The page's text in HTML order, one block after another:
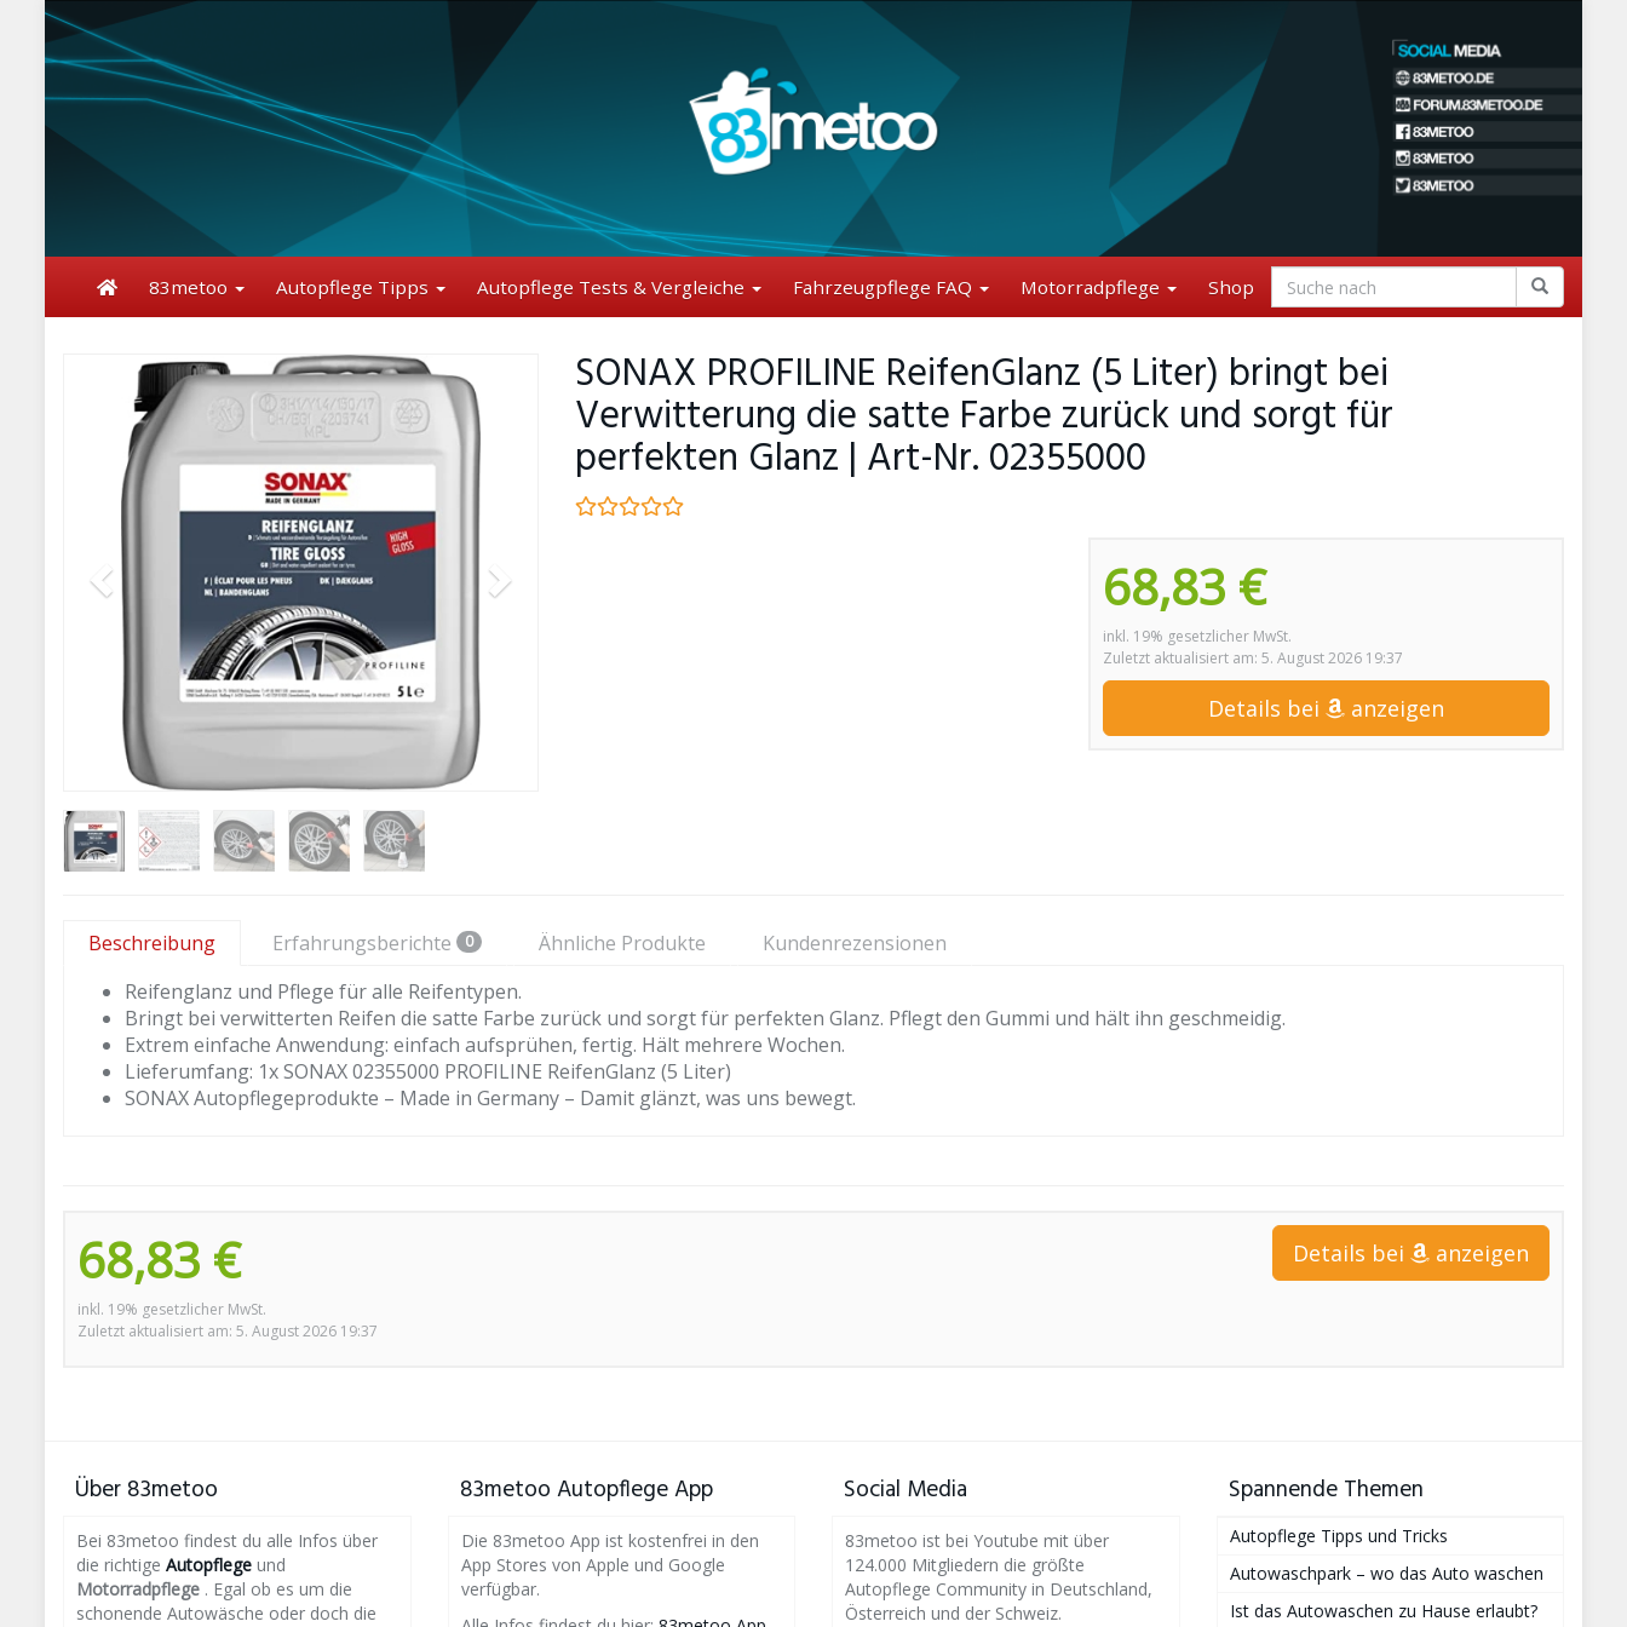
content
83metoo Autopflege Tipps Autopflege Tests & Vergleiche Fahrzeugpflege FAQ Motorradpflege Shop
SONAX PROFILINE ReifenGlanz (5 Liter) bringt bei
Verwitterung die satte Farbe zurück und sorgt für
perfekten Glanz | Art-Nr. 02355000
68,83 €
inkl. 19% gesetzlicher MwSt.
Zuletzt aktualisiert am: 5. August 2026 19:37
Details bei anzeigen
Beschreibung Erfahrungsberichte 0 Ähnliche Produkte
Kundenrezensionen
Reifenglanz und Pflege für alle Reifentypen.
Bringt bei verwitterten Reifen die satte Farbe zurück und sorgt für perfekten Glanz. Pflegt den Gummi und hält ihn geschmeidig.
Extrem einfache Anwendung: einfach aufsprühen, fertig. Hält mehrere Wochen.
Lieferumfang: 1x SONAX 02355000 PROFILINE ReifenGlanz (5 Liter)
SONAX Autopflegeprodukte – Made in Germany – Damit glänzt, was uns bewegt.
68,83 €
inkl. 19% gesetzlicher MwSt.
Zuletzt aktualisiert am: 5. August 2026 19:37
Details bei anzeigen
Über 83metoo
Bei 83metoo findest du alle Infos über
die richtige Autopflege und
Motorradpflege . Egal ob es um die
schonende Autowäsche oder doch die
83metoo Autopflege App
Die 83metoo App ist kostenfrei in den
App Stores von Apple und Google
verfügbar.
Social Media
83metoo ist bei Youtube mit über
124.000 Mitgliedern die größte
Autopflege Community in Deutschland,
Österreich und der Schweiz.
Spannende Themen
Autopflege Tipps und Tricks
Autowaschpark – wo das Auto waschen
Ist das Autowaschen zu Hause erlaubt?